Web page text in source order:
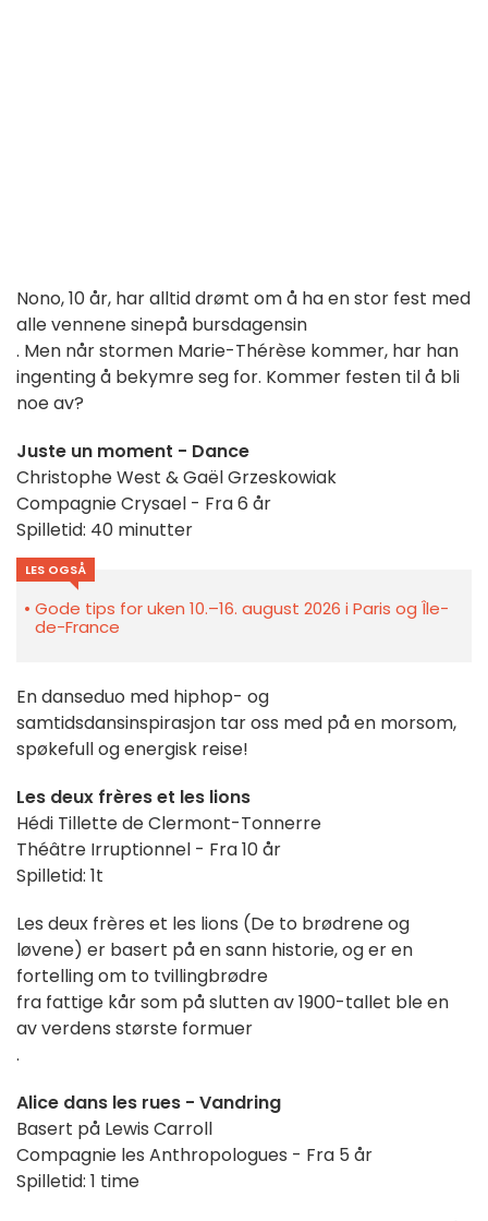
Nono, 10 år, har alltid drømt om å ha en stor fest med
alle vennene sinepå bursdagensin
. Men når stormen Marie-Thérèse kommer, har han
ingenting å bekymre seg for. Kommer festen til å bli
noe av?
Juste un moment - Dance
Christophe West & Gaël Grzeskowiak
Compagnie Crysael - Fra 6 år
Spilletid: 40 minutter
LES OGSÅ
Gode tips for uken 10.–16. august 2026 i Paris og Île-
de-France
En danseduo med hiphop- og
samtidsdansinspirasjon tar oss med på en morsom,
spøkefull og energisk reise!
Les deux frères et les lions
Hédi Tillette de Clermont-Tonnerre
Théâtre Irruptionnel - Fra 10 år
Spilletid: 1t
Les deux frères et les lions (De to brødrene og
løvene) er basert på en sann historie, og er en
fortelling om to tvillingbrødre
fra fattige kår som på slutten av 1900-tallet ble en
av verdens største formuer
.
Alice dans les rues - Vandring
Basert på Lewis Carroll
Compagnie les Anthropologues - Fra 5 år
Spilletid: 1 time